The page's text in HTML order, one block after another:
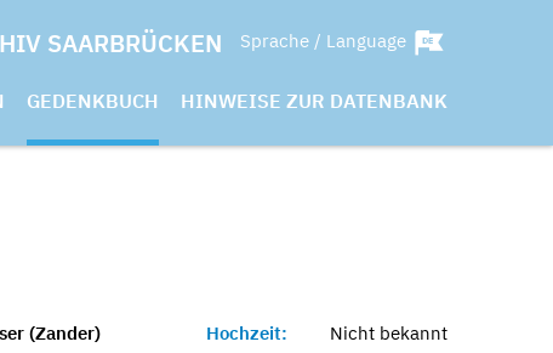
SAARBRÜCKEN Sprache / Language
GEDENKBUCH HINWEISE ZUR DATENBANK
(Zander) Hochzeit: Nicht bekannt